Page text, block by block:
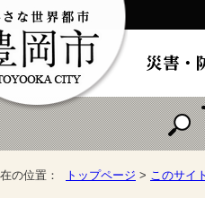
の位置： トップページ > このサイ